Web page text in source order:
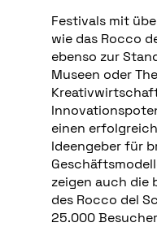
Festivals mit
wie das Rocco
ebenso zur
Museen oder
einen
Ideengeber für
zeigen auch die
des Rocco del
25.000